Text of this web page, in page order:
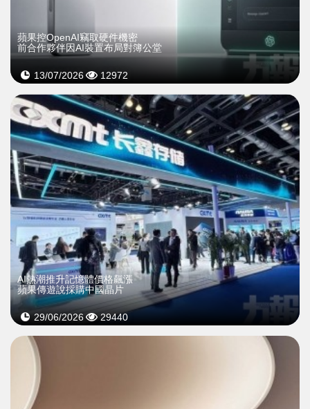
蘋果控OpenAI竊取硬件機密
前合作夥伴因AI裝置布局對簿公堂
13/07/2026 12972
AI熱潮推升記憶體價格飆漲
蘋果傳遊說採購中國晶片
29/06/2026 29440